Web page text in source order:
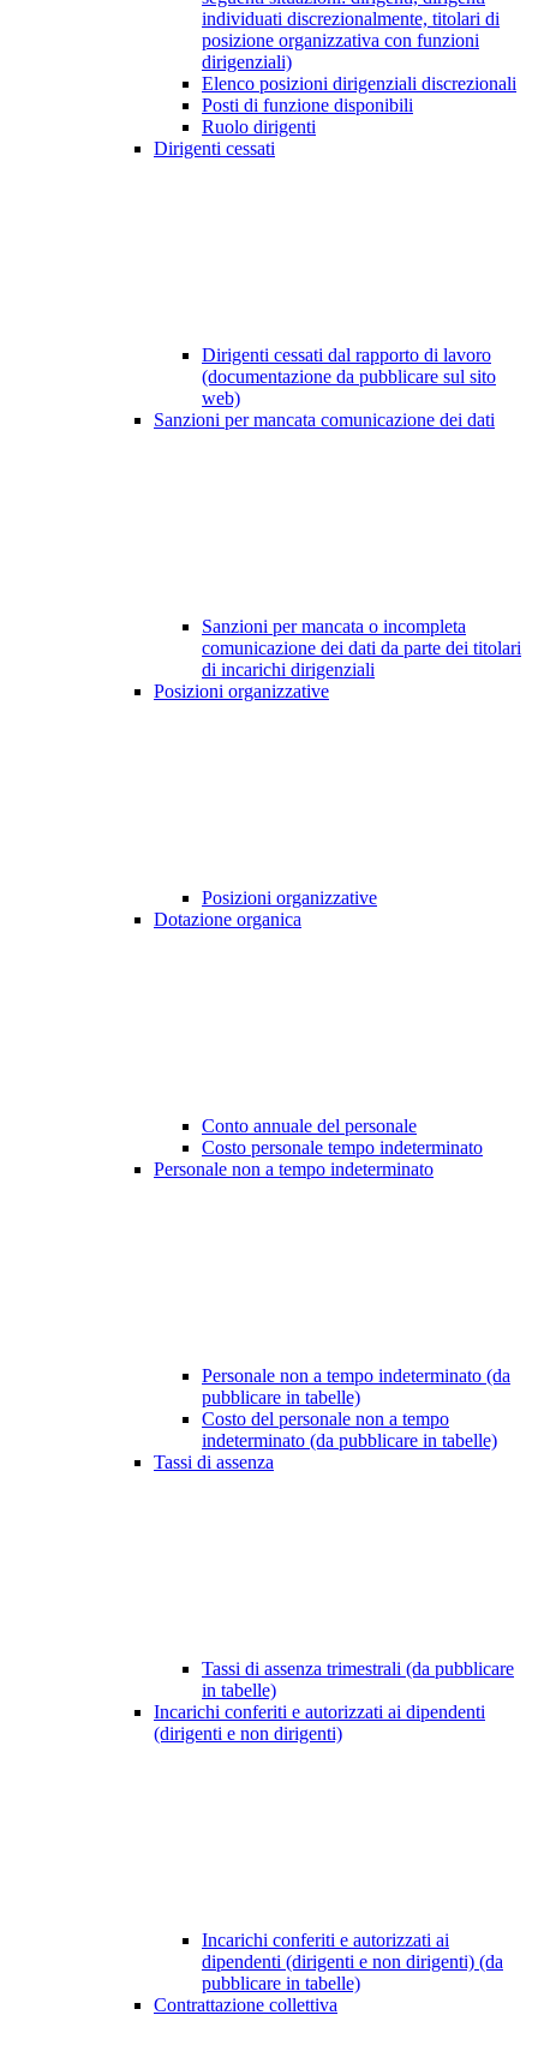
individuati discrezionalmente, titolari di
posizione organizzativa con funzioni
dirigenziali)
Elenco posizioni dirigenziali discrezionali
Posti di funzione disponibili
Ruolo dirigenti
Dirigenti cessati
Dirigenti cessati dal rapporto di lavoro
(documentazione da pubblicare sul sito
web)
Sanzioni per mancata comunicazione dei dati
Sanzioni per mancata o incompleta
comunicazione dei dati da parte dei titolari
di incarichi dirigenziali
Posizioni organizzative
Posizioni organizzative
Dotazione organica
Conto annuale del personale
Costo personale tempo indeterminato
Personale non a tempo indeterminato
Personale non a tempo indeterminato (da
pubblicare in tabelle)
Costo del personale non a tempo
indeterminato (da pubblicare in tabelle)
Tassi di assenza
Tassi di assenza trimestrali (da pubblicare
in tabelle)
Incarichi conferiti e autorizzati ai dipendenti
(dirigenti e non dirigenti)
Incarichi conferiti e autorizzati ai
dipendenti (dirigenti e non dirigenti) (da
pubblicare in tabelle)
Contrattazione collettiva